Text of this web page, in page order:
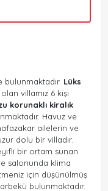
bulunmaktadır. Lüks
villamız 6 kişi
korunaklı kiralık
Havuz ve
ailelerin ve
dolu bir villadır.
bir ortam sunan
salonunda klima
için düşünülmüş
bulunmaktadır.